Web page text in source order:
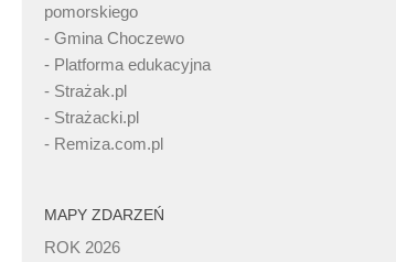
pomorskiego
- Gmina Choczewo
- Platforma edukacyjna
- Strażak.pl
- Strażacki.pl
- Remiza.com.pl
MAPY ZDARZEŃ
ROK 2026